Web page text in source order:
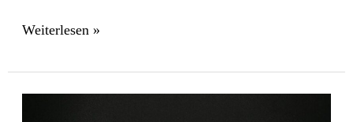
Weiterlesen »